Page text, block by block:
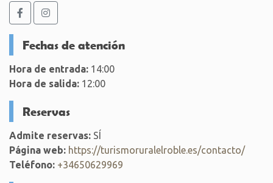
Fechas de atención
Hora de entrada: 14:00
Hora de salida: 12:00
Reservas
Admite reservas: SÍ
Página web: https://turismoruralelroble.es/contacto/
Teléfono: +34650629969